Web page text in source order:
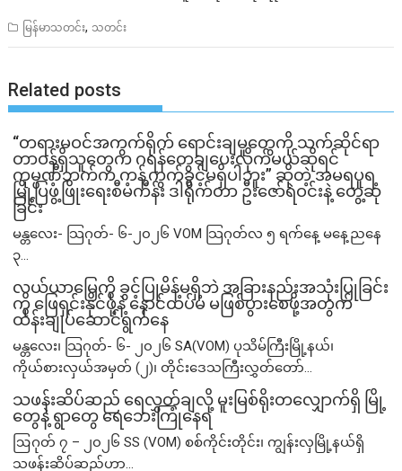
မြန်မာသတင်း, သတင်း
Related posts
“တရားမဝင်အကွက်ရိုက် ရောင်းချမှုတွေကို သက်ဆိုင်ရာ
တာဝန်ရှိသူတွေက ဂရန်တွေချပေးလိုက်မယ်ဆိုရင်
ကုမ္ပဏီဘက်က ကန့်ကွက်ခွင့်မရှိပါဘူး” ဆိုတဲ့ အမရပူရ
မြို့ပြဖွံ့ဖြိုးရေးစီမံကိန်း ဒါရိုက်တာ ဦးဇော်ရဲဝင်းနဲ့ တွေ့ဆုံ
ခြင်း
မန္တလေး- သြဂုတ်- ၆-၂၀၂၆ VOM သြဂုတ်လ ၅ ရက်နေ့ မနေ့ညနေ
၃...
လယ်ယာမြေကို ခွင့်ပြုမိန့်မရှိဘဲ အခြားနည်းအသုံးပြုခြင်း
ကို ဖြေရှင်းနိုင်ဖို့နဲ့ နောင်ထပ်မံ မဖြစ်ပွားစေဖို့အတွက်
ထိန်းချုပ်ဆောင်ရွက်နေ
မန္တလေး၊ သြဂုတ်- ၆- ၂၀၂၆ SA(VOM) ပုသိမ်ကြီးမြို့နယ်၊
ကိုယ်စားလှယ်အမှတ် (၂)၊ တိုင်းဒေသကြီးလွှတ်တော်...
သဖန်းဆိပ်ဆည် ရေလွှတ်ချလို့ မူးမြစ်ရိုးတလျှောက်ရှိ မြို့
တွေနဲ့ ရွာတွေ ရေဘေးကြုံနေရ
ဩဂုတ် ၇ – ၂၀၂၆ SS (VOM) စစ်ကိုင်းတိုင်း၊ ကျွန်းလှမြို့နယ်ရှိ
သဖန်းဆိပ်ဆည်ဟာ...